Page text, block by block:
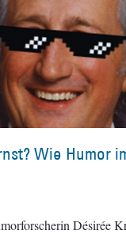
Wie Humor
Désirée